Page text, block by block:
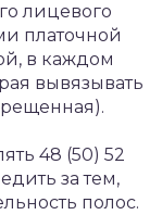
лицевого
платочной
в каждом
вывязывать
48 (50) 52
за тем,
полос.